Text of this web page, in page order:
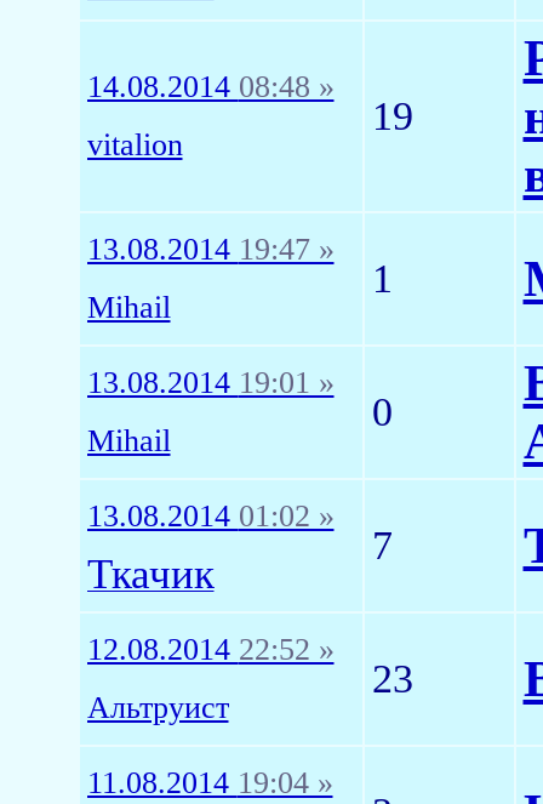
14.08.2014 08:48 »
vitalion
19
13.08.2014 19:47 »
Mihail
1
13.08.2014 19:01 »
Mihail
0
13.08.2014 01:02 »
Ткачик
7
12.08.2014 22:52 »
Альтруист
23
11.08.2014 19:04 »